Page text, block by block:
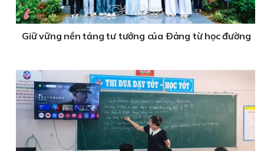
Giữ vững nền tảng tư tưởng của Ðảng từ học đường